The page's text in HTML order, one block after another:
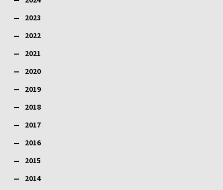
2023
2022
2021
2020
2019
2018
2017
2016
2015
2014